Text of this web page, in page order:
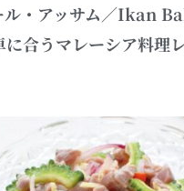
ル・アッサム／Ikan
合うマレーシア料理